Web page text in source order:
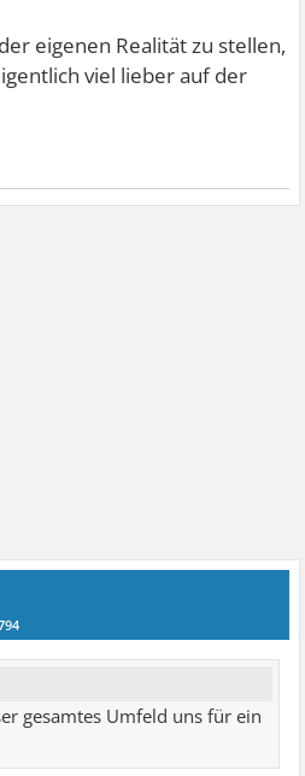
eigenen Realität zu stellen,
viel lieber auf der
gesamtes Umfeld uns für ein